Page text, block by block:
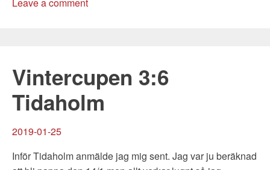
Vintercupen 3:6
Tidaholm
2019-01-25
Inför Tidaholm anmälde jag mig sent. Jag var ju beräknad